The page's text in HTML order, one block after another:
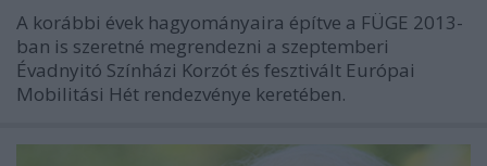
A korábbi évek hagyományaira építve a FÜGE 2013-
ban is szeretné megrendezni a szeptemberi
Évadnyitó Színházi Korzót és fesztivált Európai
Mobilitási Hét rendezvénye keretében.